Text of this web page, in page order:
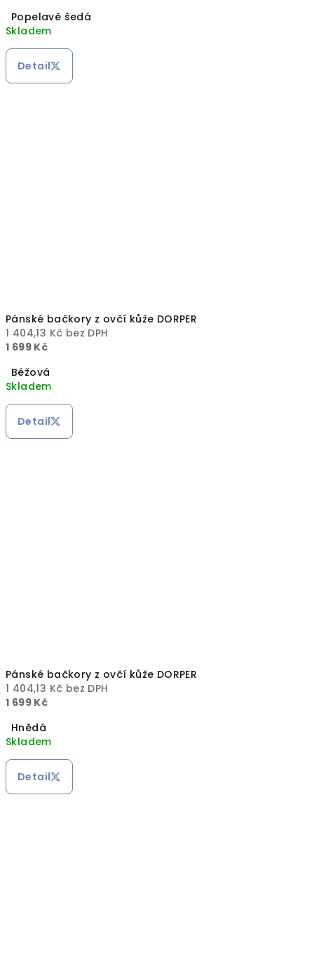
Popelavě šedá
Skladem
Detail
Pánské bačkory z ovčí kůže DORPER
1 404,13 Kč bez DPH
1 699 Kč
Béžová
Skladem
Detail
Pánské bačkory z ovčí kůže DORPER
1 404,13 Kč bez DPH
1 699 Kč
Hnědá
Skladem
Detail